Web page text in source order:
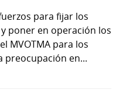
para fijar los
poner en operación los
MVOTMA para los
preocupación en...